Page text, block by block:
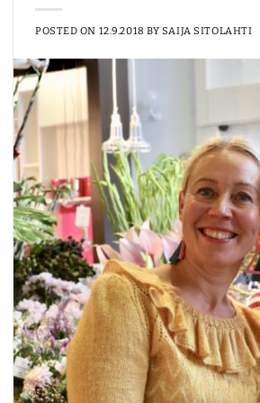
POSTED ON 12.9.2018 BY SAIJA SITOLAHTI